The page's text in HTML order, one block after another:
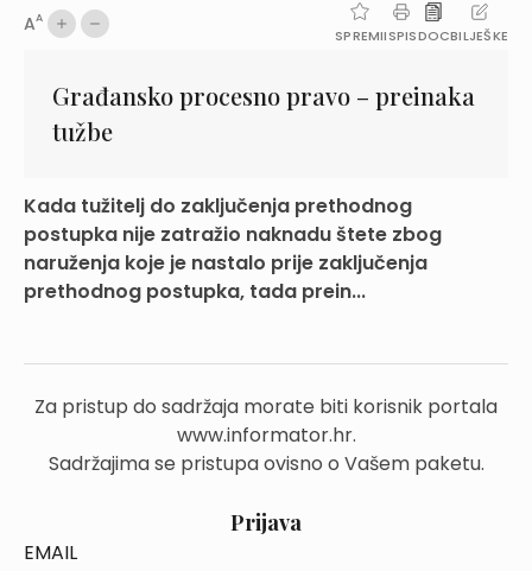
AA
SPREMIISPISDOCBILJEŠKE
Građansko procesno pravo – preinaka
tužbe
Kada tužitelj do zaključenja prethodnog
postupka nije zatražio naknadu štete zbog
naruženja koje je nastalo prije zaključenja
prethodnog postupka, tada prein...
Za pristup do sadržaja morate biti korisnik portala
www.informator.hr.
Sadržajima se pristupa ovisno o Vašem paketu.
Prijava
EMAIL